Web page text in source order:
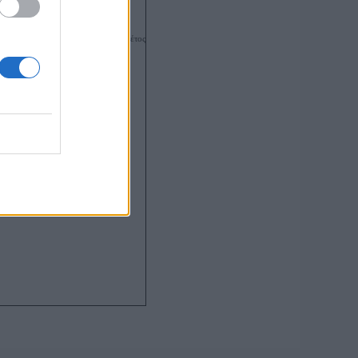
από τη Δ.Ο.Υ. και εντός
ορίου (για το οικονομικό έτος
με εισόδημα έως 22.000,00 €).